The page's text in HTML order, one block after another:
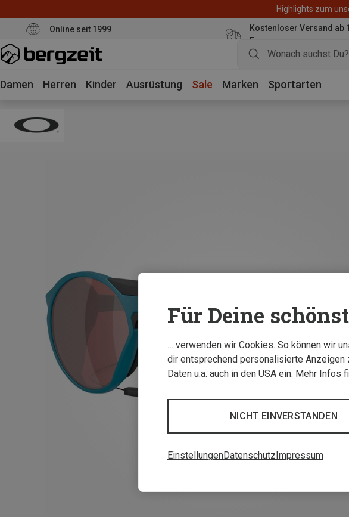
Highlights zum
Online seit 1999
Kostenloser Versand ab
Euro
Damen Herren Kinder Ausrüstung Sale Marken Sportarten
Für Deine
… verwenden wir Cookies. So können wir
dir entsprechend personalisierte
Daten u.a. auch in den USA ein. Mehr Infos
NICHT EINVERSTANDEN
EinstellungenDatenschutz Impressum